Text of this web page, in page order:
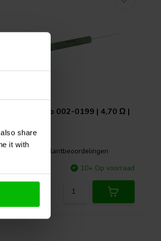
share
it with
Jantzen Audio 002-0199 | 4,70 Ω |
4 klantbeoordelingen
10+ Op voorraad